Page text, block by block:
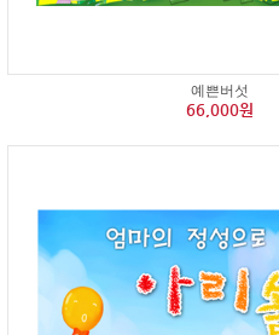
예쁜버섯
66,000원